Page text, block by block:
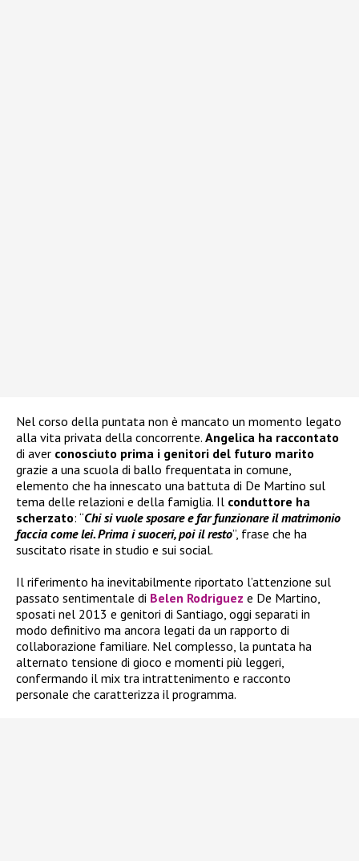
Nel corso della puntata non è mancato un momento legato
alla vita privata della concorrente. Angelica ha raccontato
di aver conosciuto prima i genitori del futuro marito
grazie a una scuola di ballo frequentata in comune,
elemento che ha innescato una battuta di De Martino sul
tema delle relazioni e della famiglia. Il conduttore ha
scherzato: “Chi si vuole sposare e far funzionare il matrimonio
faccia come lei. Prima i suoceri, poi il resto”, frase che ha
suscitato risate in studio e sui social.
Il riferimento ha inevitabilmente riportato l’attenzione sul
passato sentimentale di Belen Rodriguez e De Martino,
sposati nel 2013 e genitori di Santiago, oggi separati in
modo definitivo ma ancora legati da un rapporto di
collaborazione familiare. Nel complesso, la puntata ha
alternato tensione di gioco e momenti più leggeri,
confermando il mix tra intrattenimento e racconto
personale che caratterizza il programma.